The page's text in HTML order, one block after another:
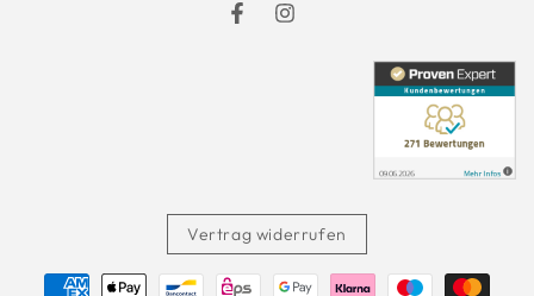
FacebookInstagram
Vertrag widerrufen
Zahlungsmöglichkeiten